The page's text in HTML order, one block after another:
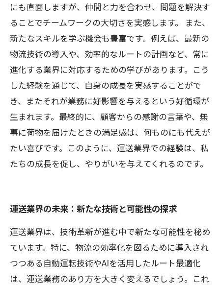
にも直面しますが、仲間と力を合わせ、問題を解決す
ることでチームワークの大切さを実感します。 また、
新たなスキルを学ぶ機会も豊富です。例えば、最新の
物流技術の導入や、効率的なルートの計画など、常に
進化する業界に対応するための学びがあります。こう
した経験を通じて、自身の成長を実感することがで
き、またそれが業務に好影響を与えるという好循環が
生まれます。最終的に、顧客からの感謝の言葉や、無
事に荷物を届けたときの満足感は、何ものにも代えが
たい喜びです。このように、運送業界での経験は、私
たちの成長を促し、やりがいを与えてくれるのです。
運送業界の未来：新たな技術と可能性の探求
運送業界は、技術革新が進む中で新たな可能性を秘め
ています。特に、物流の効率化を図るために導入され
つつある自動運転技術やAIを活用したルート最適化
は、運送業務のあり方を大きく変えるでしょう。これ